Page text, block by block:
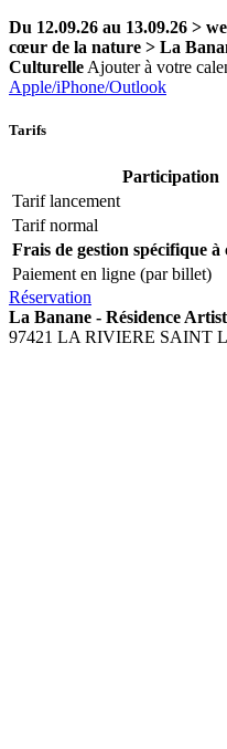
Du 12.09.26 au 13.09.26 >
cœur de la nature > La
Culturelle Ajouter à votre
Apple/iPhone/Outlook
Tarifs
Participation
Tarif lancement
Tarif normal
Frais de gestion spécifique à
Paiement en ligne (par billet)
Réservation
La Banane - Résidence
97421 LA RIVIERE SAINT